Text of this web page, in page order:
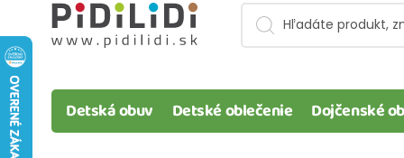
Detská obuv Detské oblečenie Dojčenské